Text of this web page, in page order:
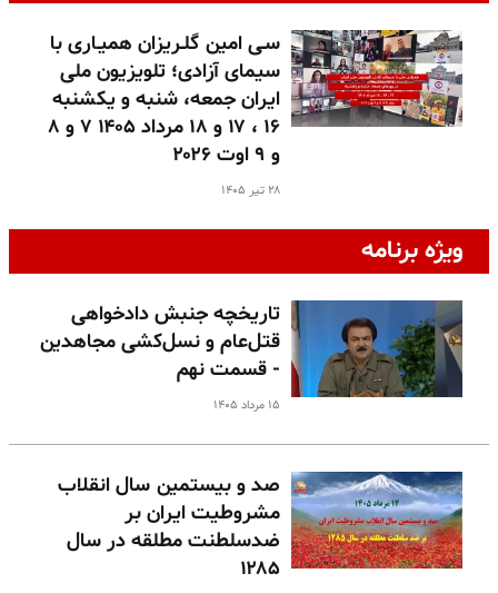
سـی امین گلـریزان همیـاری با
سیمای آزادی؛ تلویزیون ملی
ایران جمعه، شنبه و یکشنبه
۱۶ ، ۱۷ و ۱۸ مرداد ۱۴۰۵ ۷ و ۸
و ۹ اوت ۲۰۲۶
۲۸ تیر ۱۴۰۵
ویژه برنامه
تاریخچه جنبش دادخواهی
قتل‌عام و نسل‌کشی مجاهدین
- قسمت نهم
۱۵ مرداد ۱۴۰۵
صد و بیستمین سال انقلاب
مشروطیت ایران بر
ضدسلطنت مطلقه در سال
۱۲۸۵